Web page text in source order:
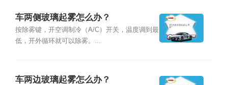
车两侧玻璃起雾怎么办？
按除雾键，开空调制冷（A/C）开关，温度调到最
低，开外循环就可以除雾。...
车两边玻璃起雾怎么办？